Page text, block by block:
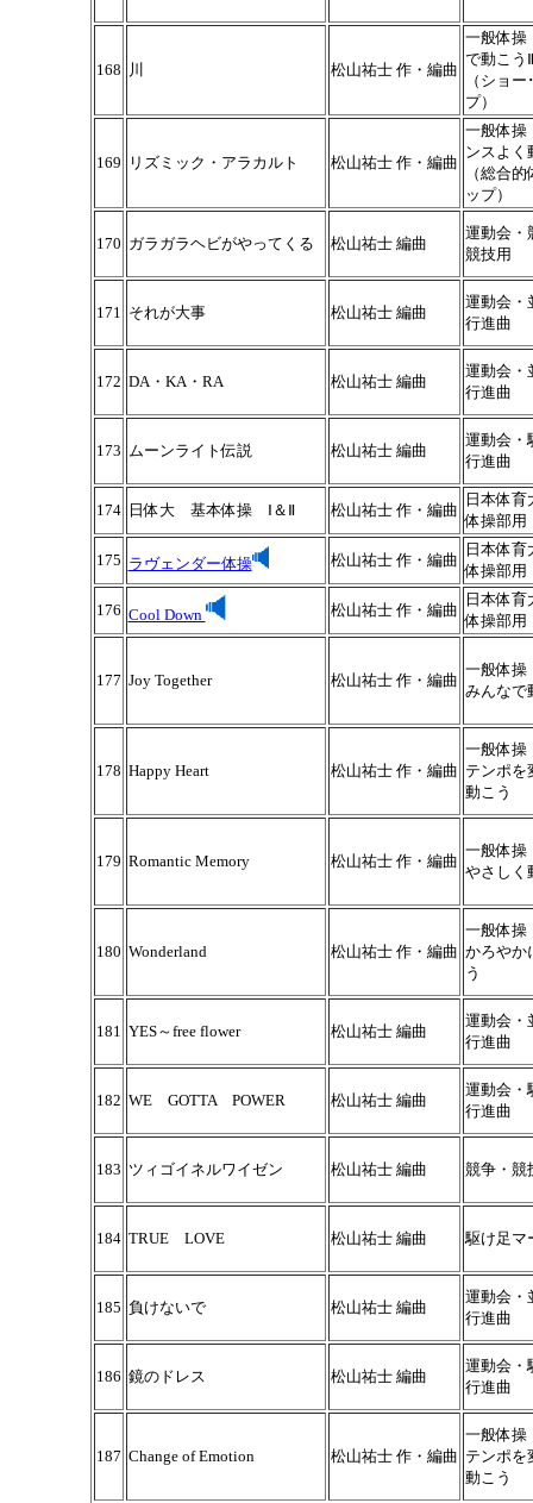
168 川 松山祐士 作・編曲
一般体操
で動こうⅡ
（ショ
プ）
169 リズミック・アラカルト 松山祐士 作・編曲
一般体操
ンスよく
（総合
ップ）
170 ガラガラヘビがやってくる 松山祐士 編曲
運動会・
競技用
171 それが大事 松山祐士 編曲
運動会・
行進曲
172 DA・KA・RA 松山祐士 編曲
運動会・
行進曲
173 ムーンライト伝説 松山祐士 編曲
運動会・
行進曲
174 日体大 基本体操 Ⅰ＆Ⅱ 松山祐士 作・編曲
日本体育
体操部用
175 ラヴェンダー体操 松山祐士 作・編曲
日本体育
体操部用
176 Cool Down 松山祐士 作・編曲
日本体育
体操部用
177 Joy Together 松山祐士 作・編曲
一般体操
みんなで
178 Happy Heart 松山祐士 作・編曲
一般体操
テンポを
動こう
179 Romantic Memory 松山祐士 作・編曲
一般体操
やさしく
180 Wonderland 松山祐士 作・編曲
一般体操
かろやか
う
181 YES～free flower 松山祐士 編曲
運動会・
行進曲
182 WE GOTTA POWER 松山祐士 編曲
運動会・
行進曲
183 ツィゴイネルワイゼン 松山祐士 編曲 競争・競
184 TRUE LOVE 松山祐士 編曲 駆け足マ
185 負けないで 松山祐士 編曲
運動会・
行進曲
186 鏡のドレス 松山祐士 編曲
運動会・
行進曲
187 Change of Emotion 松山祐士 作・編曲
一般体操
テンポを
動こう